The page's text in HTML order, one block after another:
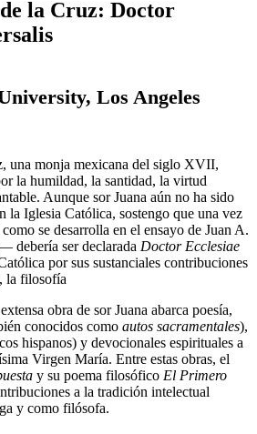
la Cruz: Doctor
Los Angeles
una monja mexicana del siglo XVII,
la humildad, la santidad, la virtud
Aunque sor Juana aún no ha sido
la Iglesia Católica, sostengo que una vez
se desarrolla en el ensayo de Juan A.
debería ser declarada Doctor Ecclesiae
por sus sustanciales contribuciones
la filosofía
obra de sor Juana abarca poesía,
conocidos como autos sacramentales),
hispanos) y devocionales espirituales a
Virgen María. Entre estas obras, el
y su poema filosófico El Primero
a la tradición intelectual
y como filósofa.